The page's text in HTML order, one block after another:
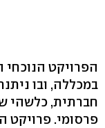
הפרויקט
במכללה, ובו
חברתית, כלשהי